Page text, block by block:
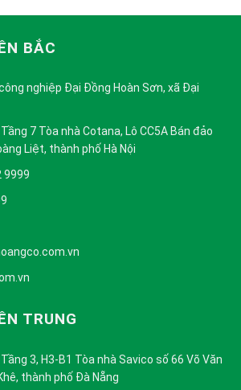
BẮC
nghiệp Đại Đồng Hoàn Sơn, xã Đại
Tầng 7 Tòa nhà Cotana, Lô CC5A Bán đảo
Liệt, thành phố Hà Nội
9999
TRUNG
Tầng 3, H3-B1 Tòa nhà Savico số 66 Võ Văn
thành phố Đà Nẵng